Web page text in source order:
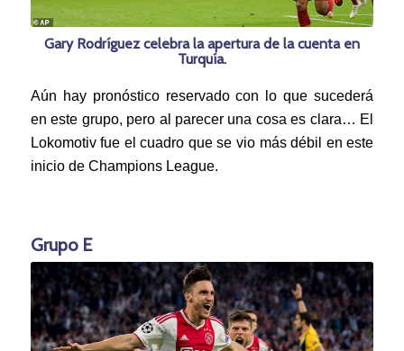
Gary Rodríguez celebra la apertura de la cuenta en
Turquía.
Aún hay pronóstico reservado con lo que sucederá
en este grupo, pero al parecer una cosa es clara… El
Lokomotiv fue el cuadro que se vio más débil en este
inicio de Champions League.
Grupo E